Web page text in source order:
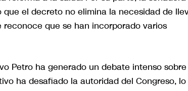
el decreto no elimina la necesidad de
que se han incorporado varios
Petro ha generado un debate intenso
ha desafiado la autoridad del Congreso,